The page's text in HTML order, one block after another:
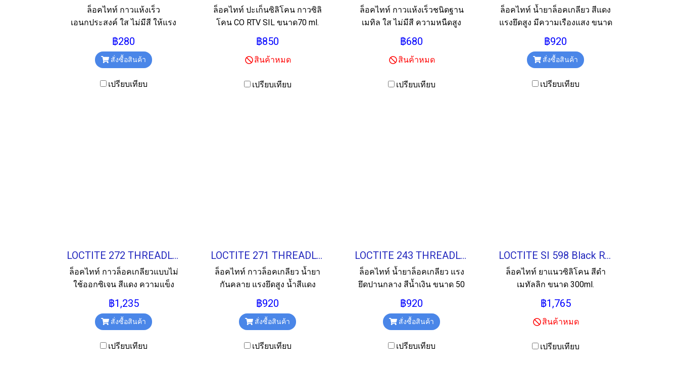
ล็อคไทท์ กาวแห้งเร็ว
เอนกประสงค์ ใส ไม่มีสี ให้แรง
ยึดสูง ทำให้ชิ้นงานดูสวยงาม
ขนาด 20ml.
฿280
สั่งซื้อสินค้า
เปรียบเทียบ
ล็อคไทท์ ปะเก็นซิลิโคน กาวซิลิ
โคน CO RTV SIL ขนาด70 ml.
฿850
สินค้าหมด
เปรียบเทียบ
ล็อคไทท์ กาวแห้งเร็วชนิดฐาน
เมทิล ใส ไม่มีสี ความหนืดสูง
ขนาด 20ml.
฿680
สินค้าหมด
เปรียบเทียบ
ล็อคไทท์ น้ำยาล็อคเกลียว สีแดง
แรงยึดสูง มีความเรืองแสง ขนาด
50ml.
฿920
สั่งซื้อสินค้า
เปรียบเทียบ
LOCTITE 272 THREADLOCKER น้ำยาล็อคเกลียว 50ML.
ล็อคไทท์ กาวล็อคเกลียวแบบไม่
ใช้ออกซิเจน สีแดง ความแข็ง
แรงสูง ความหนืดปานกลาง
ขนาด 50ml.
฿1,235
สั่งซื้อสินค้า
เปรียบเทียบ
LOCTITE 271 THREADLOCKER กาวล็อคเกลียว 50ML.
ล็อคไทท์ กาวล็อคเกลียว น้ำยา
กันคลาย แรงยึดสูง น้ำสีแดง
ขนาด 50ml.
฿920
สั่งซื้อสินค้า
เปรียบเทียบ
LOCTITE 243 THREADLOCKER น้ำยาล็อคเกลียว 50ML.
ล็อคไทท์ น้ำยาล็อคเกลียว แรง
ยึดปานกลาง สีน้ำเงิน ขนาด 50
ml.
฿920
สั่งซื้อสินค้า
เปรียบเทียบ
LOCTITE SI 598 Black RTV Silicone ยาแนวซิลิโคน 300ML.
ล็อคไทท์ ยาแนวซิลิโคน สีดำ
เมทัลลิก ขนาด 300ml.
฿1,765
สินค้าหมด
เปรียบเทียบ